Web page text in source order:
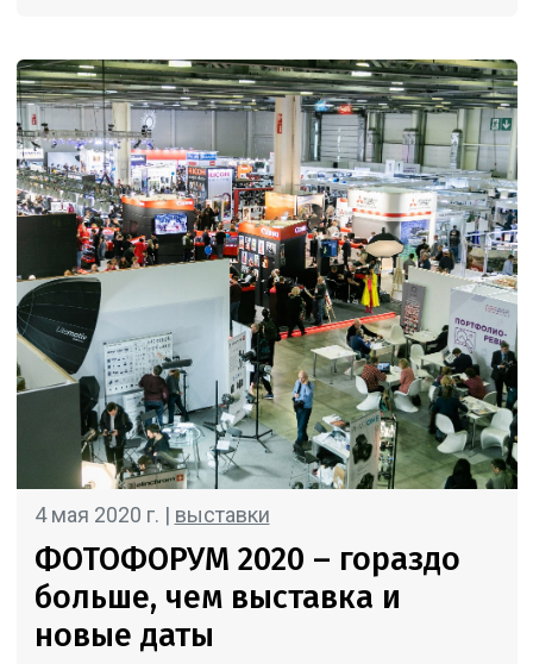
4 мая 2020 г. | выставки
ФОТОФОРУМ 2020 – гораздо
больше, чем выставка и
новые даты